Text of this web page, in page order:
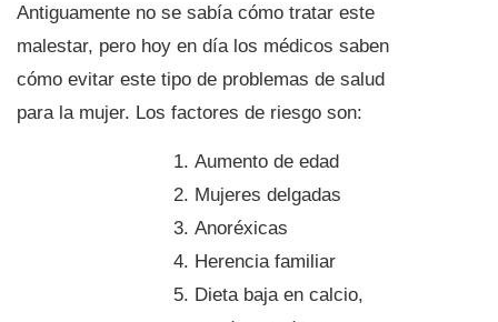
Antiguamente no se sabía cómo tratar este
malestar, pero hoy en día los médicos saben
cómo evitar este tipo de problemas de salud
para la mujer. Los factores de riesgo son:
Aumento de edad
Mujeres delgadas
Anoréxicas
Herencia familiar
Dieta baja en calcio,